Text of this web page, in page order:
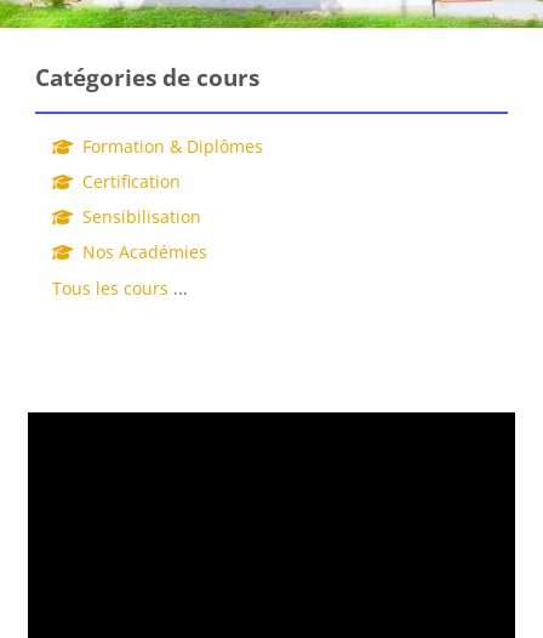
Blocs
Catégories de cours
Formation & Diplômes
Certification
Sensibilisation
Nos Académies
Tous les cours ...